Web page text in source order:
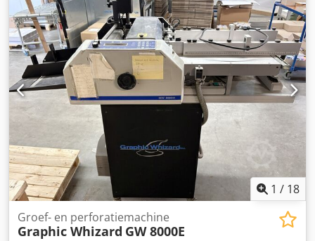
Vouwmodule
1 / 18
Groef- en perforatiemachine
Graphic Whizard GW 8000E